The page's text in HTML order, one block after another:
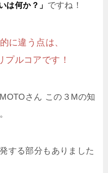
は何か？」 ですね！
に違う点は、
プルコアです！
さん この３Mの知
する部分もありました